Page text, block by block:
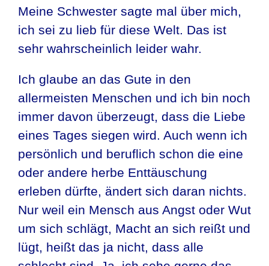
Meine Schwester sagte mal über mich,
ich sei zu lieb für diese Welt. Das ist
sehr wahrscheinlich leider wahr.
Ich glaube an das Gute in den
allermeisten Menschen und ich bin noch
immer davon überzeugt, dass die Liebe
eines Tages siegen wird. Auch wenn ich
persönlich und beruflich schon die eine
oder andere herbe Enttäuschung
erleben dürfte, ändert sich daran nichts.
Nur weil ein Mensch aus Angst oder Wut
um sich schlägt, Macht an sich reißt und
lügt, heißt das ja nicht, dass alle